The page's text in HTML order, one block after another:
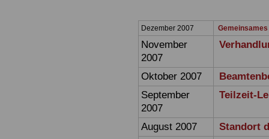
Dezember 2007 Gemeinsames
November
2007
Oktober 2007
September
2007
Teilzeit-
August 2007
Standort